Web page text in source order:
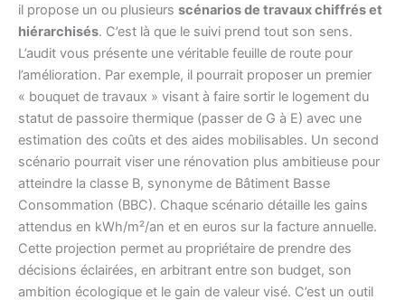
il propose un ou plusieurs scénarios de travaux chiffrés et
hiérarchisés. C’est là que le suivi prend tout son sens.
L’audit vous présente une véritable feuille de route pour
l’amélioration. Par exemple, il pourrait proposer un premier
« bouquet de travaux » visant à faire sortir le logement du
statut de passoire thermique (passer de G à E) avec une
estimation des coûts et des aides mobilisables. Un second
scénario pourrait viser une rénovation plus ambitieuse pour
atteindre la classe B, synonyme de Bâtiment Basse
Consommation (BBC). Chaque scénario détaille les gains
attendus en kWh/m²/an et en euros sur la facture annuelle.
Cette projection permet au propriétaire de prendre des
décisions éclairées, en arbitrant entre son budget, son
ambition écologique et le gain de valeur visé. C’est un outil